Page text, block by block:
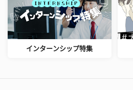
インターンシップ特集